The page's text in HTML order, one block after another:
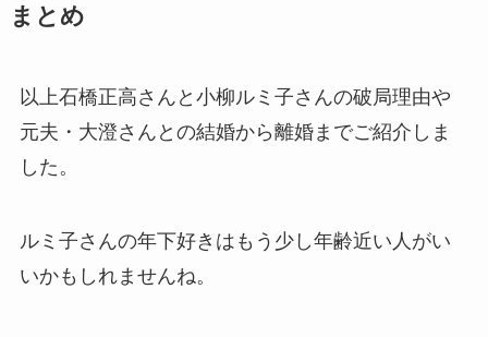
まとめ
以上石橋正高さんと小柳ルミ子さんの破局理由や
元夫・大澄さんとの結婚から離婚までご紹介しま
した。
ルミ子さんの年下好きはもう少し年齢近い人がい
いかもしれませんね。